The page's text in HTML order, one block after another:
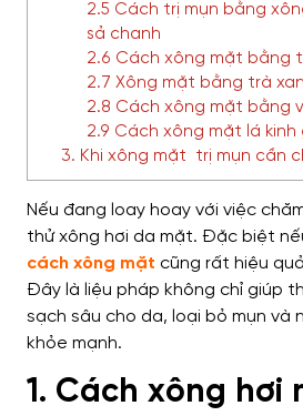
2.5 Cách trị mụn bằng
sả chanh
2.6 Cách xông mặt bằng
2.7 Xông mặt bằng trà
2.8 Cách xông mặt bằng
2.9 Cách xông mặt lá kinh
3. Khi xông mặt trị mụn cần
Nếu đang loay hoay với việc
thử xông hơi da mặt. Đặc biệt
cách xông mặt cũng rất hiệu
Đây là liệu pháp không chỉ giúp
sạch sâu cho da, loại bỏ mụn và
khỏe mạnh.
1. Cách xông hơi